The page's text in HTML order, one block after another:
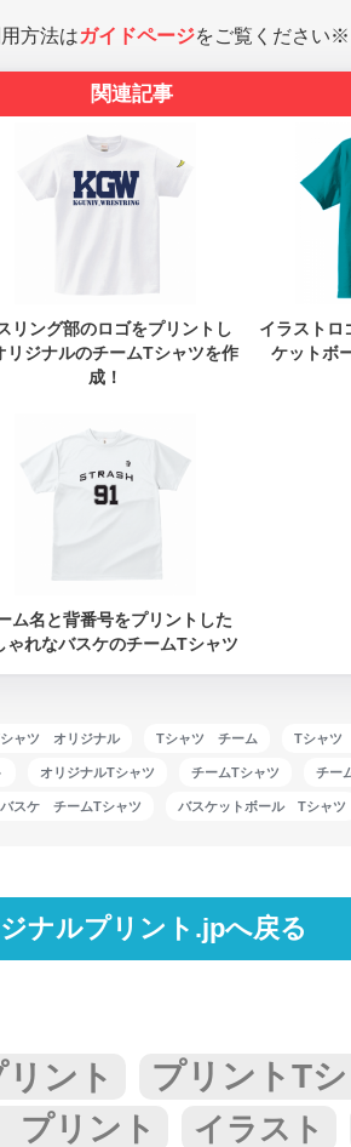
方法はガイドページをご覧ください※
関連記事
リング部のロゴをプリントし
リジナルのチームTシャツを作
成！
イラストロ
ケットボ
ム名と背番号をプリントした
ゃれなバスケのチームTシャツ
ャツ オリジナル Tシャツ チーム Tシャツ
オリジナルTシャツ チームTシャツ チー
バスケ チームTシャツ バスケットボール Tシャツ
ナルプリント.jpへ戻る
ント プリントT
リント イラスト